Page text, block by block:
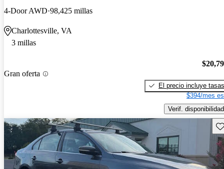
4-Door AWD 98,425 millas
Charlottesville, VA
3 millas
Gran oferta
El precio incluye tasas
$394/mes
Verif. disponibilidad